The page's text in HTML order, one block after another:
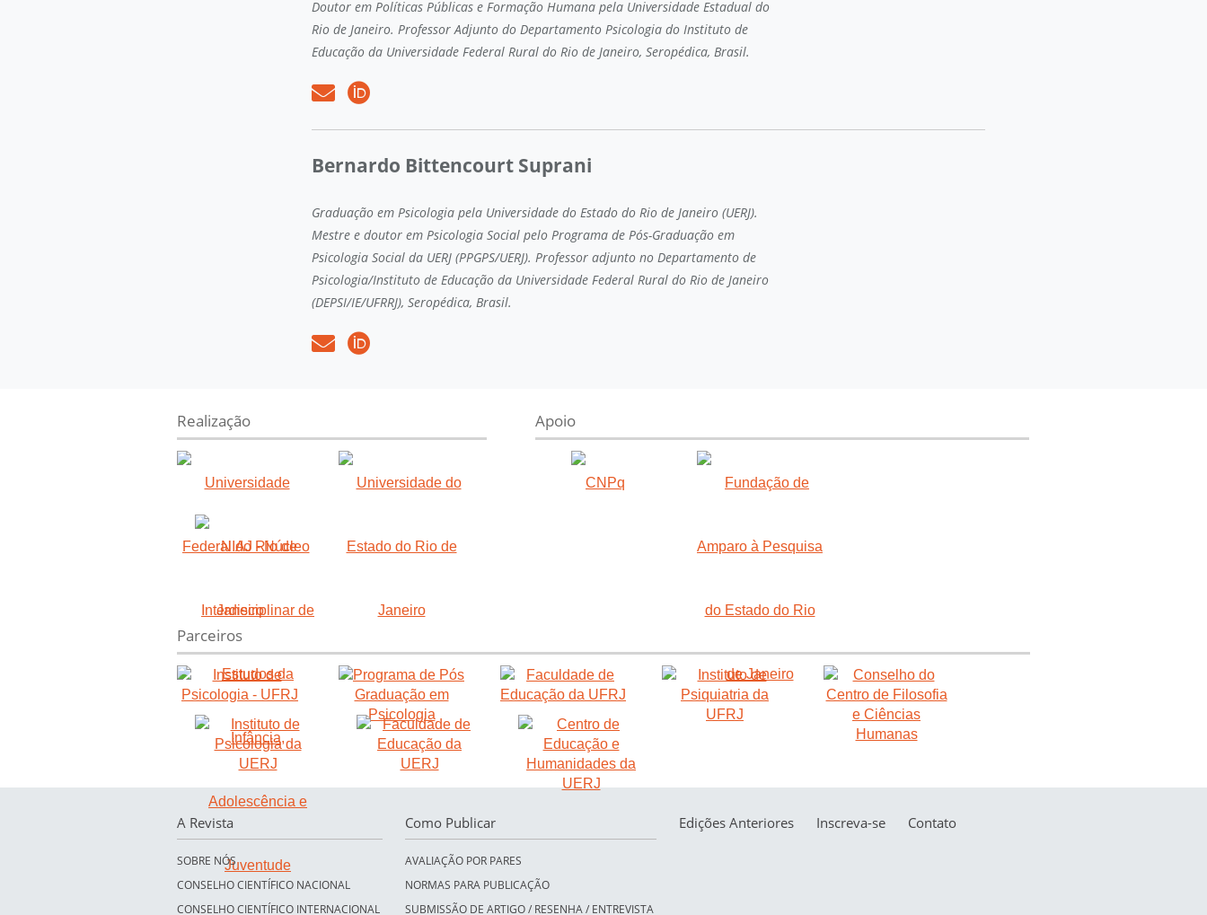
Doutor em Políticas Públicas e Formação Humana pela Universidade Estadual do
Rio de Janeiro. Professor Adjunto do Departamento Psicologia do Instituto de
Educação da Universidade Federal Rural do Rio de Janeiro, Seropédica, Brasil.
Bernardo Bittencourt Suprani
Graduação em Psicologia pela Universidade do Estado do Rio de Janeiro (UERJ).
Mestre e doutor em Psicologia Social pelo Programa de Pós-Graduação em
Psicologia Social da UERJ (PPGPS/UERJ). Professor adjunto no Departamento de
Psicologia/Instituto de Educação da Universidade Federal Rural do Rio de Janeiro
(DEPSI/IE/UFRRJ), Seropédica, Brasil.
Realização Apoio
Parceiros
A Revista
SOBRE NÓS
CONSELHO CIENTÍFICO NACIONAL
CONSELHO CIENTÍFICO INTERNACIONAL
Como Publicar
AVALIAÇÃO POR PARES
NORMAS PARA PUBLICAÇÃO
SUBMISSÃO DE ARTIGO / RESENHA / ENTREVISTA
Edições Anteriores Inscreva-se Contato